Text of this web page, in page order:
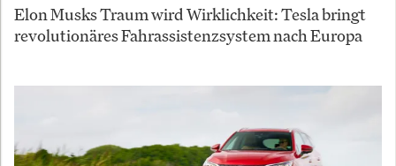
Elon Musks Traum wird Wirklichkeit: Tesla bringt
revolutionäres Fahrassistenzsystem nach Europa